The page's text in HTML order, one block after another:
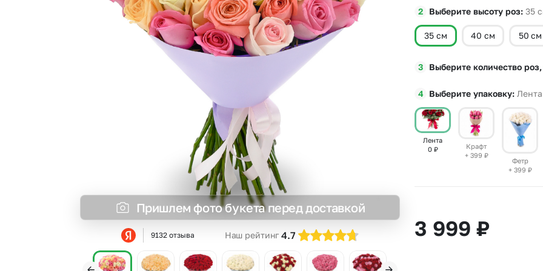
Гвоздики
Гипсофила
Сухоцветы
Фрезия
Эустома
Insta букеты
Хиты продаж
Новинки
Все категории
Пришлем фото букета перед доставкой
9132 отзыва Наш рейтинг 4.7
Выберите высоту роз 35
35 см 40 см 50 см
Выберите количество
Выберите упаковку Лента
Лента
0 ₽
Крафт
+ 399 ₽
Фетр
+ 399 ₽
3 999 ₽